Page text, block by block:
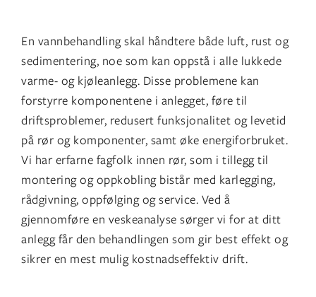
En vannbehandling skal håndtere både luft, rust og
sedimentering, noe som kan oppstå i alle lukkede
varme- og kjøleanlegg. Disse problemene kan
forstyrre komponentene i anlegget, føre til
driftsproblemer, redusert funksjonalitet og levetid
på rør og komponenter, samt øke energiforbruket.
Vi har erfarne fagfolk innen rør, som i tillegg til
montering og oppkobling bistår med karlegging,
rådgivning, oppfølging og service. Ved å
gjennomføre en veskeanalyse sørger vi for at ditt
anlegg får den behandlingen som gir best effekt og
sikrer en mest mulig kostnadseffektiv drift.